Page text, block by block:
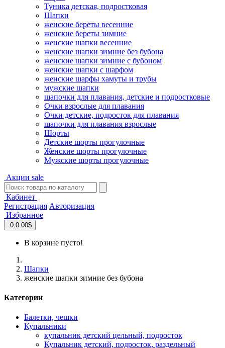
Туника детская, подростковая
Шапки
женские береты весенние
женские береты зимние
женские шапки весенние
женские шапки зимние без бубона
женские шапки зимние с бубоном
женские шапки с шарфом
женские шарфы хамуты и трубы
мужские шапки
шапочки для плавания, детские и подростковые
Очки взрослые для плавания
Очки детские, подросток для плавания
шапочки для плавания взрослые
Шорты
Детские шорты прогулочные
Женские шорты прогулочные
Мужские шорты прогулочные
Акции sale
Кабинет
Регистрация Авторизация
Избранное
0 0.00$
В корзине пусто!
Шапки
женские шапки зимние без бубона
Категории
Балетки, чешки
Купальники
купальник детский цельный, подросток
Купальник детский, подросток, раздельный